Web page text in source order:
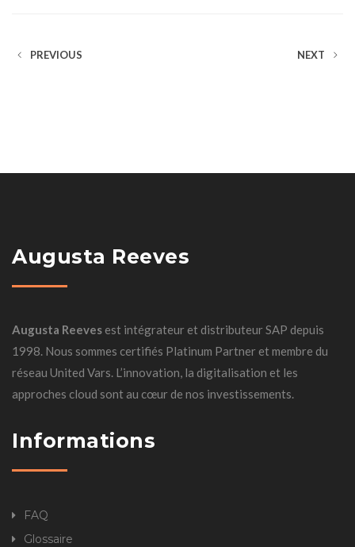
PREVIOUS NEXT
Augusta Reeves
Augusta Reeves est intégrateur et distributeur SAP depuis
1998. Nous sommes certifiés Platinum Partner et membre du
réseau United Vars. L’innovation, la digitalisation et les
approches cloud sont au cœur de nos investissements.
Informations
FAQ
Glossaire